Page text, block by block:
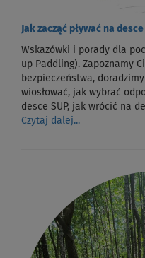
Jak zacząć pływać na desce
Wskazówki i porady dla
up Paddling). Zapoznamy
bezpieczeństwa,
wiosłować, jak wybrać
desce SUP, jak wrócić na
Czytaj dalej...